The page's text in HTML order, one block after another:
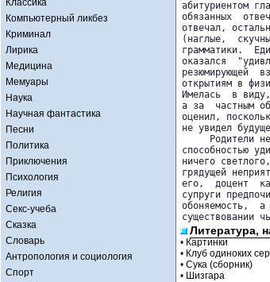
Классика
Компьютерный ликбез
Криминал
Лирика
Медицина
Мемуары
Наука
Научная фантастика
Песни
Политика
Приключения
Психология
Религия
Секс-учеба
Сказка
Словарь
Антропология и социология
Спорт
абитуриентом
обязанных
отвечал,
(наглые,
грамматики.
оказался
резюмирующей
открытиям в
Имелась  в
а за  частным
оценил,
не увидел
Родители
способностью
ничего
грядущей
его,  доцент
супруги
обоняемость,  а
существовании
Литература,
• Картинки
• Клуб одиноких
• Сука (сборник)
• Шизгара